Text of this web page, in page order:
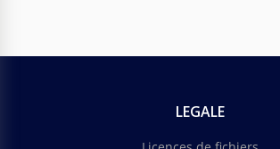
LEGALE